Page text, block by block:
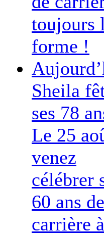
toujours
forme !
Sheila
ses 78
Le 25
venez
célébrer
60 ans de
carrière à